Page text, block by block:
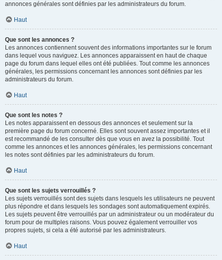
annonces générales sont définies par les administrateurs du forum.
Haut
Que sont les annonces ?
Les annonces contiennent souvent des informations importantes sur le forum
dans lequel vous naviguez. Les annonces apparaissent en haut de chaque
page du forum dans lequel elles ont été publiées. Tout comme les annonces
générales, les permissions concernant les annonces sont définies par les
administrateurs du forum.
Haut
Que sont les notes ?
Les notes apparaissent en dessous des annonces et seulement sur la
première page du forum concerné. Elles sont souvent assez importantes et il
est recommandé de les consulter dès que vous en avez la possibilité. Tout
comme les annonces et les annonces générales, les permissions concernant
les notes sont définies par les administrateurs du forum.
Haut
Que sont les sujets verrouillés ?
Les sujets verrouillés sont des sujets dans lesquels les utilisateurs ne peuvent
plus répondre et dans lesquels les sondages sont automatiquement expirés.
Les sujets peuvent être verrouillés par un administrateur ou un modérateur du
forum pour de multiples raisons. Vous pouvez également verrouiller vos
propres sujets, si cela a été autorisé par les administrateurs.
Haut